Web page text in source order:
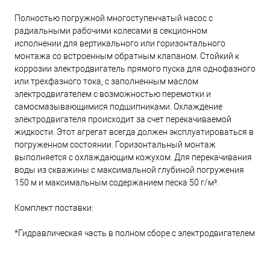
Полностью погружной многоступенчатый насос с
радиальными рабочими колесами в секционном
исполнении для вертикального или горизонтального
монтажа со встроенным обратным клапаном. Стойкий к
коррозии электродвигатель прямого пуска для однофазного
или трехфазного тока, с заполненным маслом
электродвигателем с возможностью перемотки и
самосмазывающимися подшипниками. Охлаждение
электродвигателя происходит за счет перекачиваемой
жидкости. Этот агрегат всегда должен эксплуатироваться в
погруженном состоянии. Горизонтальный монтаж
выполняется с охлаждающим кожухом. Для перекачивания
воды из скважины с максимальной глубиной погружения
150 м и максимальным содержанием песка 50 г/м³.
Комплект поставки:
*Гидравлическая часть в полном сборе с электродвигателем